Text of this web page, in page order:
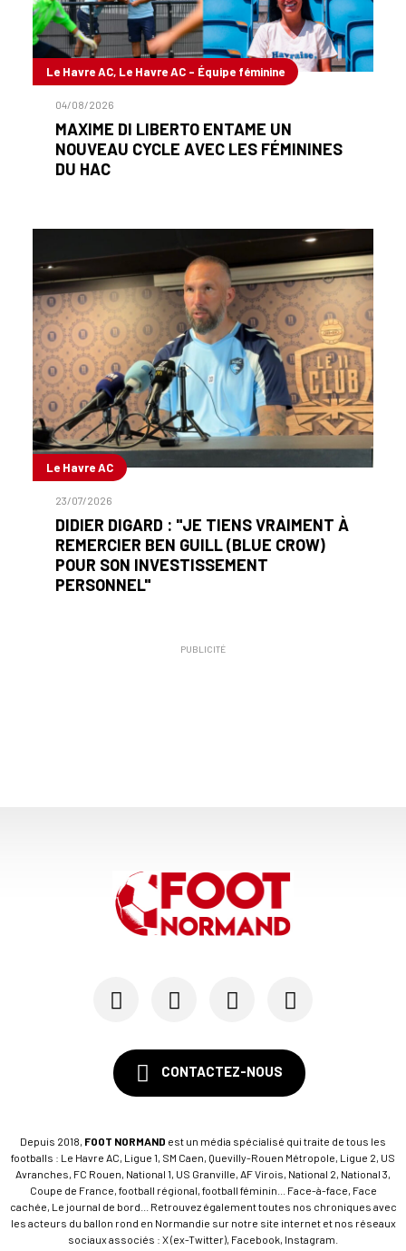
Le Havre AC, Le Havre AC - Équipe féminine
04/08/2026
MAXIME DI LIBERTO ENTAME UN
NOUVEAU CYCLE AVEC LES FÉMININES
DU HAC
Le Havre AC
23/07/2026
DIDIER DIGARD : "JE TIENS VRAIMENT À
REMERCIER BEN GUILL (BLUE CROW)
POUR SON INVESTISSEMENT
PERSONNEL"
PUBLICITÉ
CONTACTEZ-NOUS
Depuis 2018, FOOT NORMAND est un média spécialisé qui traite de tous les
footballs : Le Havre AC, Ligue 1, SM Caen, Quevilly-Rouen Métropole, Ligue 2, US
Avranches, FC Rouen, National 1, US Granville, AF Virois, National 2, National 3,
Coupe de France, football régional, football féminin... Face-à-face, Face
cachée, Le journal de bord... Retrouvez également toutes nos chroniques avec
les acteurs du ballon rond en Normandie sur notre site internet et nos réseaux
sociaux associés : X (ex-Twitter), Facebook, Instagram.